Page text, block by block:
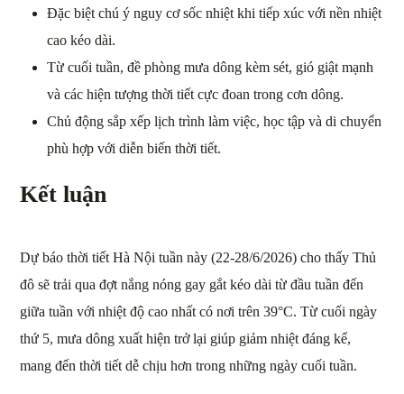
Đặc biệt chú ý nguy cơ sốc nhiệt khi tiếp xúc với nền nhiệt
cao kéo dài.
Từ cuối tuần, đề phòng mưa dông kèm sét, gió giật mạnh
và các hiện tượng thời tiết cực đoan trong cơn dông.
Chủ động sắp xếp lịch trình làm việc, học tập và di chuyển
phù hợp với diễn biến thời tiết.
Kết luận
Dự báo thời tiết Hà Nội tuần này (22-28/6/2026) cho thấy Thủ
đô sẽ trải qua đợt nắng nóng gay gắt kéo dài từ đầu tuần đến
giữa tuần với nhiệt độ cao nhất có nơi trên 39°C. Từ cuối ngày
thứ 5, mưa dông xuất hiện trở lại giúp giảm nhiệt đáng kể,
mang đến thời tiết dễ chịu hơn trong những ngày cuối tuần.